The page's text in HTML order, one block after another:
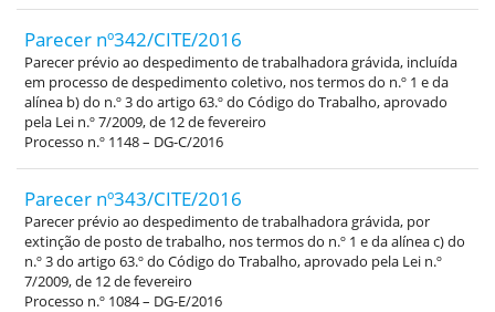
Parecer nº342/CITE/2016
Parecer prévio ao despedimento de trabalhadora grávida, incluída
em processo de despedimento coletivo, nos termos do n.º 1 e da
alínea b) do n.º 3 do artigo 63.º do Código do Trabalho, aprovado
pela Lei n.º 7/2009, de 12 de fevereiro
Processo n.º 1148 – DG-C/2016
Parecer nº343/CITE/2016
Parecer prévio ao despedimento de trabalhadora grávida, por
extinção de posto de trabalho, nos termos do n.º 1 e da alínea c) do
n.º 3 do artigo 63.º do Código do Trabalho, aprovado pela Lei n.º
7/2009, de 12 de fevereiro
Processo n.º 1084 – DG-E/2016